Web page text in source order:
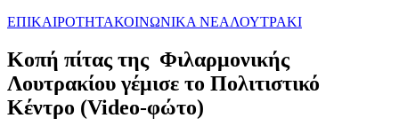
ΕΠΙΚΑΙΡΟΤΗΤΑΚΟΙΝΩΝΙΚΑ ΝΕΑΛΟΥΤΡΑΚΙ
Κοπή πίτας της Φιλαρμονικής
Λουτρακίου γέμισε το Πολιτιστικό
Κέντρο (Video-φώτο)